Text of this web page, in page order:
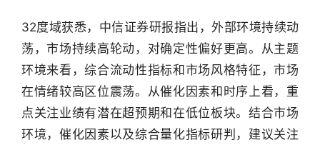
行
32度域获悉，中信证券研报指出，外部环境持续动
荡，市场持续高轮动，对确定性偏好更高。从主题
环境来看，综合流动性指标和市场风格特征，市场
在情绪较高区位震荡。从催化因素和时序上看，重
点关注业绩有潜在超预期和在低位板块。结合市场
环境，催化因素以及综合量化指标研判，建议关注